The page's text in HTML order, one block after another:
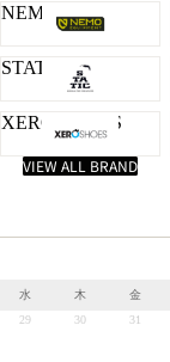
NEMO
STATIC
XERO SHOES
VIEW ALL BRAND
水 木 金
29 30 31